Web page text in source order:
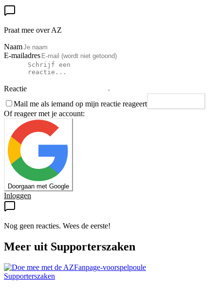
Praat mee over AZ
Naam
E-mailadres
Reactie
Mail me als iemand op mijn reactie reageert
Of reageer met je account:
Doorgaan met Google
Inloggen
Nog geen reacties. Wees de eerste!
Meer uit Supporterszaken
Supporterszaken